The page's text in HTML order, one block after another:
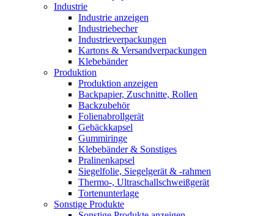
Industrie
Industrie anzeigen
Industriebecher
Industrieverpackungen
Kartons & Versandverpackungen
Klebebänder
Produktion
Produktion anzeigen
Backpapier, Zuschnitte, Rollen
Backzubehör
Folienabrollgerät
Gebäckkapsel
Gummiringe
Klebebänder & Sonstiges
Pralinenkapsel
Siegelfolie, Siegelgerät & -rahmen
Thermo-, Ultraschallschweißgerät
Tortenunterlage
Sonstige Produkte